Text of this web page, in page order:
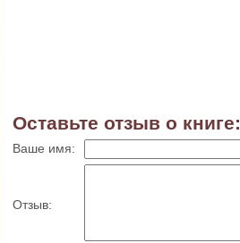
Оставьте отзыв о книге:
Ваше имя:
Отзыв: